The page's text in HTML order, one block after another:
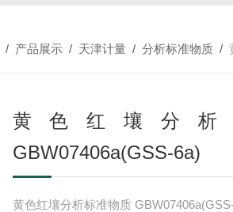
/ 产品展示 / 天津计量 /分析标准物质 /
黄色红壤分析
GBW07406a(GSS-6a)
黄色红壤分析标准物质